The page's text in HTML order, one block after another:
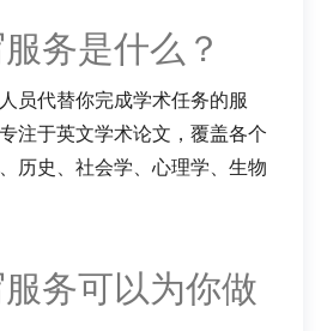
务是什么？
员代替你完成学术任务的服
注于英文学术论文，覆盖各个
历史、社会学、心理学、生物
务可以为你做